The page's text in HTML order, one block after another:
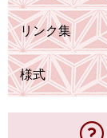
リンク集
様式